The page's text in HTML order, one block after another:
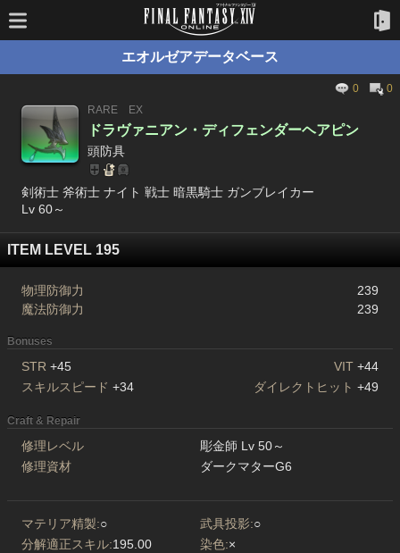
エオルゼアデータベース
0
0
RARE
EX
ドラヴァニアン・ディフェンダーヘアピン
頭防具
剣術士 斧術士 ナイト 戦士 暗黒騎士 ガンブレイカー
Lv 60～
ITEM LEVEL 195
物理防御力
239
魔法防御力
239
Bonuses
STR +45 VIT +44
スキルスピード +34 ダイレクトヒット +49
Craft & Repair
修理レベル
彫金師 Lv 50～
修理資材
ダークマターG6
マテリア精製:○ 武具投影:○
分解適正スキル:195.00 染色:×